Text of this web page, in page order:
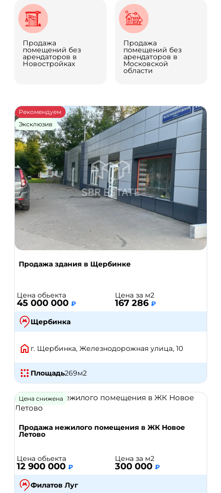
НАЙТИ
Продажа
помещений без
арендаторов в
Новостройках
Продажа
помещений без
арендаторов в
Московской
области
Рекомендуем
Эксклюзив
Продажа здания в Щербинке
Цена обьекта
45 000 000 ₽
Цена за м2
167 286 ₽
Щербинка
г. Щербинка, Железнодорожная улица, 10
Площадь269м2
Цена снижена
Продажа нежилого помещения в ЖК Новое
Летово
Цена обьекта
12 900 000 ₽
Цена за м2
300 000 ₽
Филатов Луг